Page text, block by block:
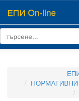
ЕПИ On-line